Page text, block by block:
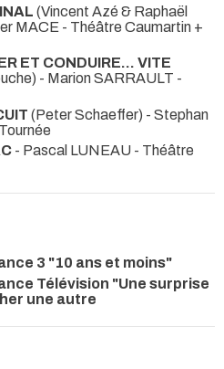
(Vincent Azé & Raphaël
MACE - Théâtre Caumartin +
ET CONDUIRE... VITE
- Marion SARRAULT -
(Peter Schaeffer) - Stephan
- Pascal LUNEAU - Théâtre
3 "10 ans et moins"
Télévision "Une surprise
une autre